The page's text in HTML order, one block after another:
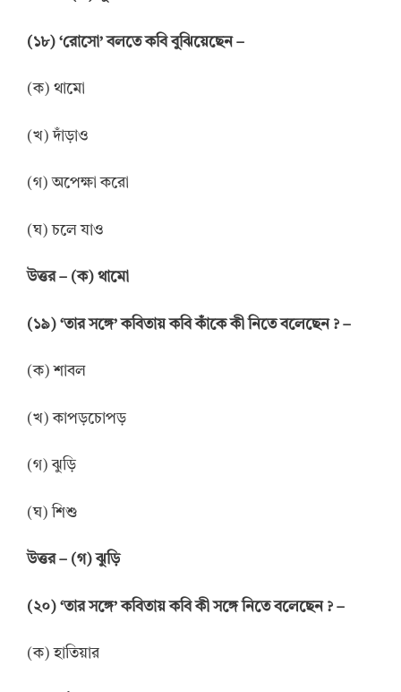
(১৮) ‘রোসো’ বলতে কবি বুঝিয়েছেন –
(ক) থামো
(খ) দাঁড়াও
(গ) অপেক্ষা করো
(ঘ) চলে যাও
উত্তর – (ক) থামো
(১৯) ‘তার সঙ্গে’ কবিতায় কবি কাঁকে কী নিতে বলেছেন ? –
(ক) শাবল
(খ) কাপড়চোপড়
(গ) ঝুড়ি
(ঘ) শিশু
উত্তর – (গ) ঝুড়ি
(২০) ‘তার সঙ্গে’ কবিতায় কবি কী সঙ্গে নিতে বলেছেন ? –
(ক) হাতিয়ার